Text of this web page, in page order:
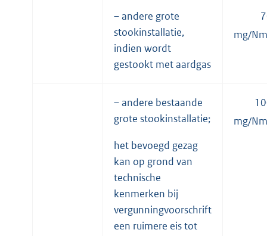
– andere grote
stookinstallatie,
indien wordt
gestookt met aardgas
mg/Nm
– andere bestaande
grote stookinstallatie;
het bevoegd gezag
kan op grond van
technische
kenmerken bij
vergunningvoorschrift
een ruimere eis tot
mg/Nm